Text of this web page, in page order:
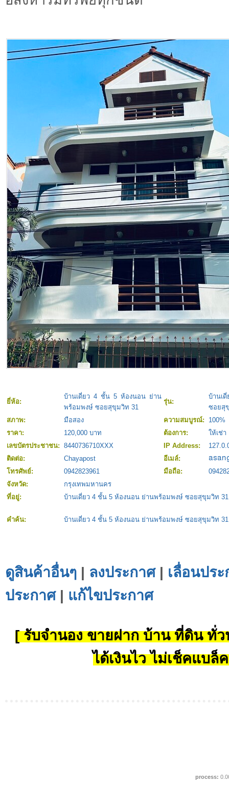
ยี่ห้อ:
บ้านเดี่ยว 4 ชั้น 5 ห้องนอน ย่าน
พร้อมพงษ์ ซอยสุขุมวิท 31
รุ่น:
บ้านเ
ซอยสุ
สภาพ:
มือสอง ความสมบูรณ์:
100%
ราคา:
120,000 บาท ต้องการ:
ให้เช่า
เลขบัตรประชาชน: 8440736710XXX IP Address:
ติดต่อ:
Chayapost
อีเมล์:
โทรศัพย์:
0942823961 มือถือ:
จังหวัด:
กรุงเทพมหานคร
ที่อยู่:
บ้านเดี่ยว 4 ชั้น 5 ห้องนอน ย่านพร้อมพงษ์ ซอยสุขุมวิท 31
คำค้น: บ้านเดี่ยว 4 ชั้น 5 ห้องนอน ย่านพร้อมพงษ์ ซอยสุขุมวิท 31
ดูสินค้าอื่นๆ | ลงประกาศ| เลื่อนปร
ประกาศ| แก้ไขประกาศ
[ รับจำนอง ขายฝาก บ้าน ที่ดิน ทั่ว
ได้เงินไว ไม่เช็คแบล็
process: